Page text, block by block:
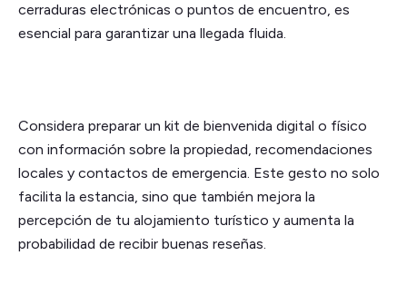
cerraduras electrónicas o puntos de encuentro, es
esencial para garantizar una llegada fluida.
Considera preparar un kit de bienvenida digital o físico
con información sobre la propiedad, recomendaciones
locales y contactos de emergencia. Este gesto no solo
facilita la estancia, sino que también mejora la
percepción de tu alojamiento turístico y aumenta la
probabilidad de recibir buenas reseñas.